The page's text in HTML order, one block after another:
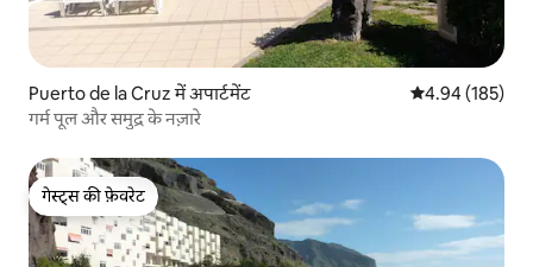
Puerto de la Cruz में अपार्टमेंट औसत रेटिंग 5 में से
4.94 (185)
गर्म पूल और समुद्र के नज़ारे
गेस्ट्स की फ़ेवरेट
गेस्ट्स की फ़ेवरेट